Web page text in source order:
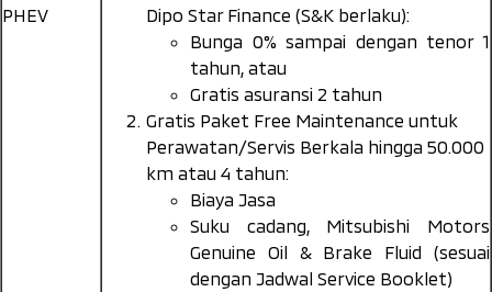
PHEV
Dipo Star Finance (S&K berlaku):
Bunga 0% sampai dengan tenor 1
tahun, atau
Gratis asuransi 2 tahun
Gratis Paket Free Maintenance untuk
Perawatan/Servis Berkala hingga 50.000
km atau 4 tahun:
Biaya Jasa
Suku cadang, Mitsubishi Motors
Genuine Oil & Brake Fluid (sesuai
dengan Jadwal Service Booklet)